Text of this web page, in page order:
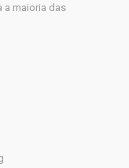
a maioria das